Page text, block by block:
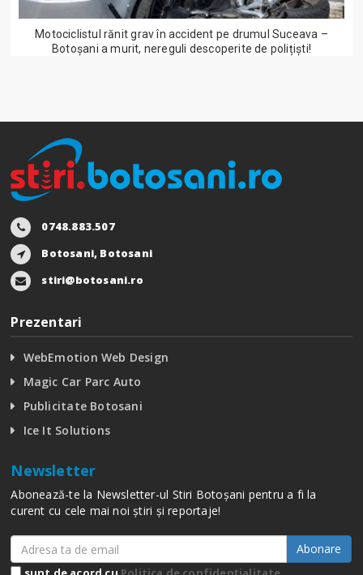
Motociclistul rănit grav în accident pe drumul Suceava –
Botoșani a murit, nereguli descoperite de polițiști!
0748.883.507
Botosani, Botosani
stiri@botosani.ro
Prezentari
WebEmotion Web Design
Magic Car Parc Auto
Publicitate Botosani
Ice It Solutions
Newsletter
Abonează-te la Newsletter-ul Stiri Botoșani pentru a fi la
curent cu cele mai noi știri și reportaje!
Abonare